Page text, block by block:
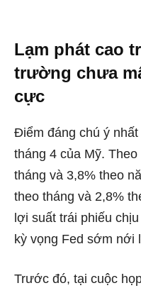
Lạm phát cao
trường chưa
cực
Điểm đáng chú ý
tháng 4 của Mỹ.
tháng và 3,8% theo
theo tháng và 2,8%
lợi suất trái phiếu
kỳ vọng Fed sớm nới
Trước đó, tại cuộc